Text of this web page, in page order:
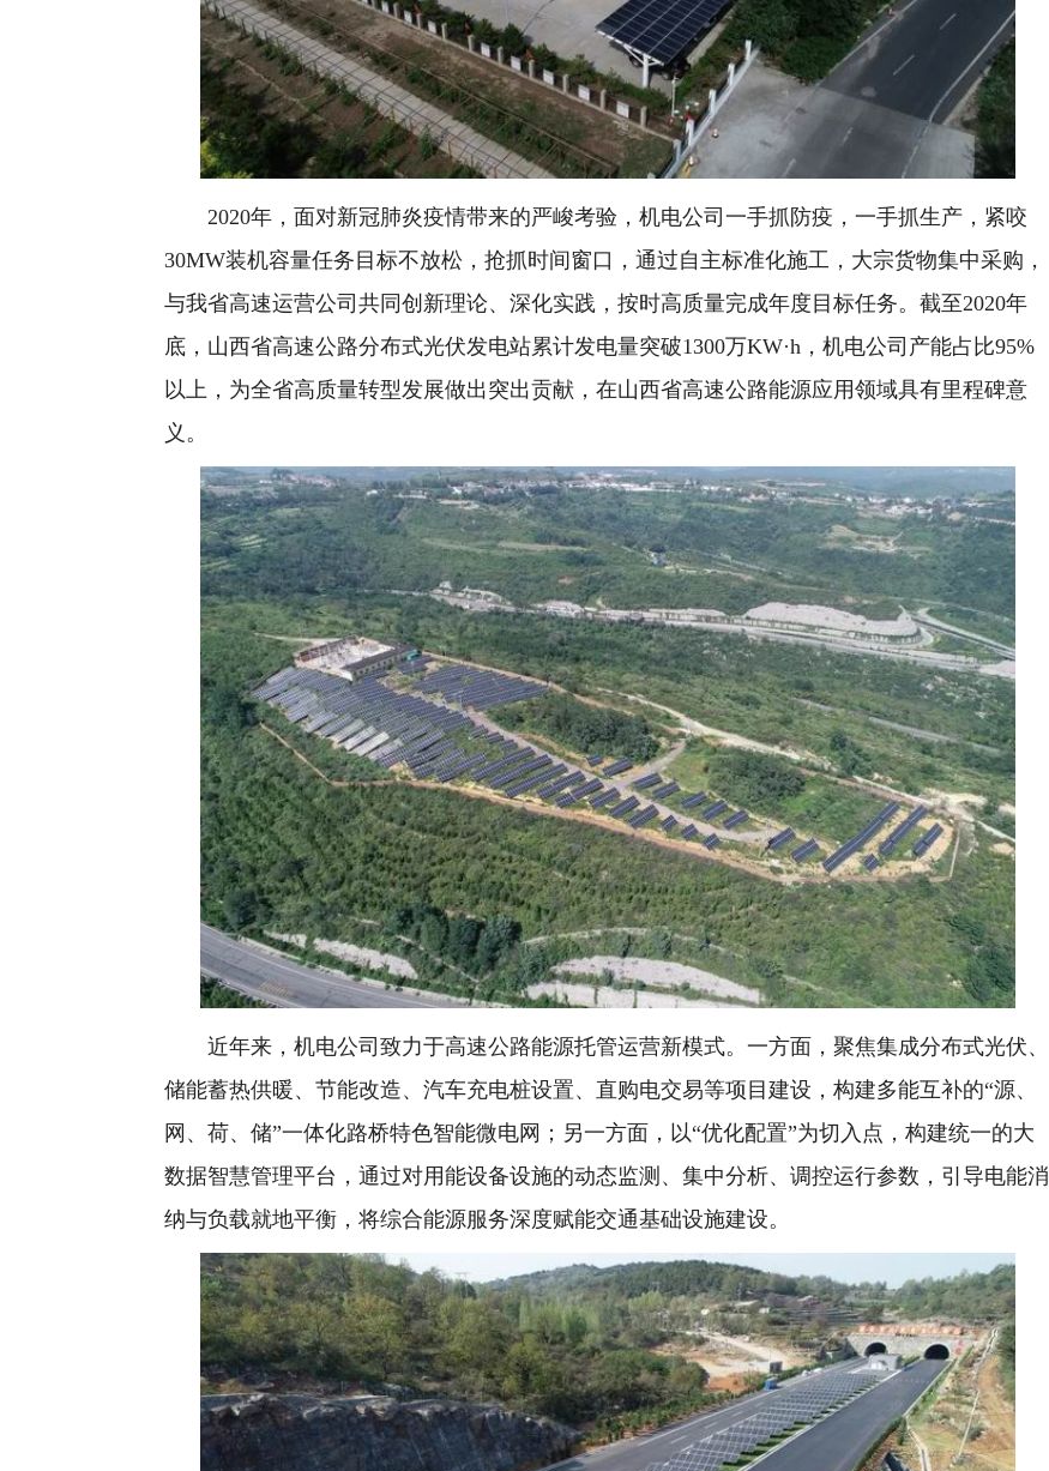
2020年，面对新冠肺炎疫情带来的严峻考验，机电公司一手抓防疫，一手抓生产，紧咬
30MW装机容量任务目标不放松，抢抓时间窗口，通过自主标准化施工，大宗货物集中采购，
与我省高速运营公司共同创新理论、深化实践，按时高质量完成年度目标任务。截至2020年
底，山西省高速公路分布式光伏发电站累计发电量突破1300万KW·h，机电公司产能占比95%
以上，为全省高质量转型发展做出突出贡献，在山西省高速公路能源应用领域具有里程碑意
义。
近年来，机电公司致力于高速公路能源托管运营新模式。一方面，聚焦集成分布式光伏、
储能蓄热供暖、节能改造、汽车充电桩设置、直购电交易等项目建设，构建多能互补的“源、
网、荷、储”一体化路桥特色智能微电网；另一方面，以“优化配置”为切入点，构建统一的大
数据智慧管理平台，通过对用能设备设施的动态监测、集中分析、调控运行参数，引导电能消
纳与负载就地平衡，将综合能源服务深度赋能交通基础设施建设。